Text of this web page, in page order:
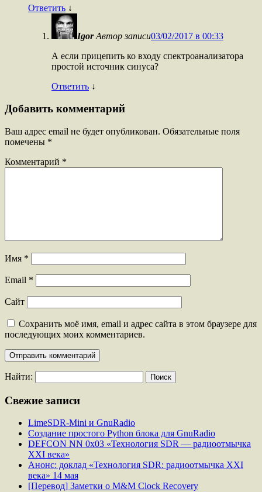
Ответить ↓
Igor Автор записи03/02/2017 в 00:33
А если прицепить ко входу спектроанализатора
простой источник синуса?
Ответить ↓
Добавить комментарий
Ваш адрес email не будет опубликован. Обязательные поля
помечены *
Комментарий *
Имя *
Email *
Сайт
Сохранить моё имя, email и адрес сайта в этом браузере для
последующих моих комментариев.
Найти:
Свежие записи
LimeSDR-Mini и GnuRadio
Создание простого Python блока для GnuRadio
DEFCON NN 0x03 «Технология SDR — радиоотмычка
XXI века»
Анонс: доклад «Технология SDR: радиоотмычка XXI
века» 14 мая
[Перевод] Заметки o M&M Clock Recovery